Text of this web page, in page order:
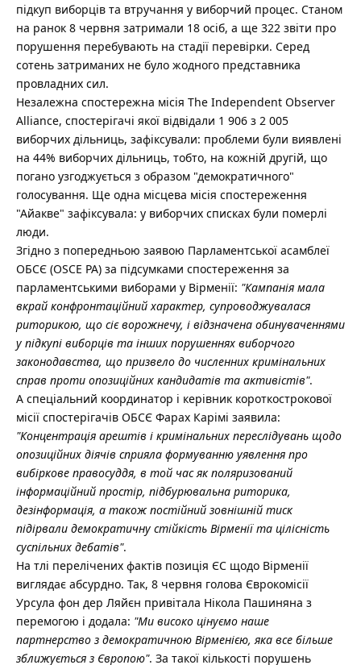
підкуп виборців та втручання у виборчий процес. Станом
на ранок 8 червня затримали 18 осіб, а ще 322 звіти про
порушення перебувають на стадії перевірки. Серед
сотень затриманих не було жодного представника
провладних сил.
Незалежна спостережна місія The Independent Observer
Alliance, спостерігачі якої відвідали 1 906 з 2 005
виборчих дільниць, зафіксували: проблеми були виявлені
на 44% виборчих дільниць, тобто, на кожній другій, що
погано узгоджується з образом "демократичного"
голосування. Ще одна місцева місія спостереження
"Айакве" зафіксувала: у виборчих списках були померлі
люди.
Згідно з попередньою заявою Парламентської асамблеї
ОБСЄ (OSCE PA) за підсумками спостереження за
парламентськими виборами у Вірменії: "Кампанія мала
вкрай конфронтаційний характер, супроводжувалася
риторикою, що сіє ворожнечу, і відзначена обинуваченнями
у підкупі виборців та інших порушеннях виборчого
законодавства, що призвело до численних кримінальних
справ проти опозиційних кандидатів та активістів".
А спеціальний координатор і керівник короткострокової
місії спостерігачів ОБСЄ Фарах Карімі заявила:
"Концентрація арештів і кримінальних переслідувань щодо
опозиційних діячів сприяла формуванню уявлення про
вибіркове правосуддя, в той час як поляризований
інформаційний простір, підбурювальна риторика,
дезінформація, а також постійний зовнішній тиск
підірвали демократичну стійкість Вірменії та цілісність
суспільних дебатів".
На тлі перелічених фактів позиція ЄС щодо Вірменії
виглядає абсурдно. Так, 8 червня голова Єврокомісії
Урсула фон дер Ляйєн привітала Нікола Пашиняна з
перемогою і додала: "Ми високо цінуємо наше
партнерство з демократичною Вірменією, яка все більше
зближується з Європою". За такої кількості порушень